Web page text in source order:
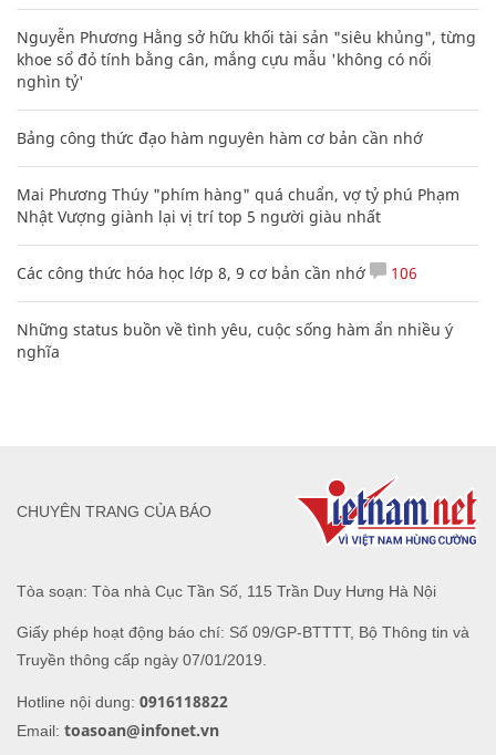
Nguyễn Phương Hằng sở hữu khối tài sản "siêu khủng", từng
khoe sổ đỏ tính bằng cân, mắng cựu mẫu 'không có nổi
nghìn tỷ'
Bảng công thức đạo hàm nguyên hàm cơ bản cần nhớ
Mai Phương Thúy "phím hàng" quá chuẩn, vợ tỷ phú Phạm
Nhật Vượng giành lại vị trí top 5 người giàu nhất
Các công thức hóa học lớp 8, 9 cơ bản cần nhớ 106
Những status buồn về tình yêu, cuộc sống hàm ẩn nhiều ý
nghĩa
Tòa soạn: Tòa nhà Cục Tần Số, 115 Trần Duy Hưng Hà Nội
Giấy phép hoạt động báo chí: Số 09/GP-BTTTT, Bộ Thông tin và
Truyền thông cấp ngày 07/01/2019.
Hotline nội dung: 0916118822
Email: toasoan@infonet.vn
CHUYÊN TRANG CỦA BÁO